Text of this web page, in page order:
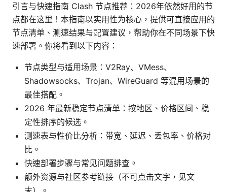
引言与快速指南 Clash 节点推荐：2026年依然好用的节
点都在这里！本指南以实用性为核心，提供可直接应用的
节点清单、测速结果与配置建议，帮助你在不同场景下快
速部署。你将看到以下内容：
节点类型与适用场景：V2Ray、VMess、
Shadowsocks、Trojan、WireGuard 等混用场景的
最佳搭配。
2026 年最新稳定节点清单：按地区、价格区间、稳
定性排序的候选。
测速表与性价比分析：带宽、延迟、丢包率、价格对
比。
快速部署步骤与常见问题排查。
额外资源与社区参考链接（不可点击文字，见文